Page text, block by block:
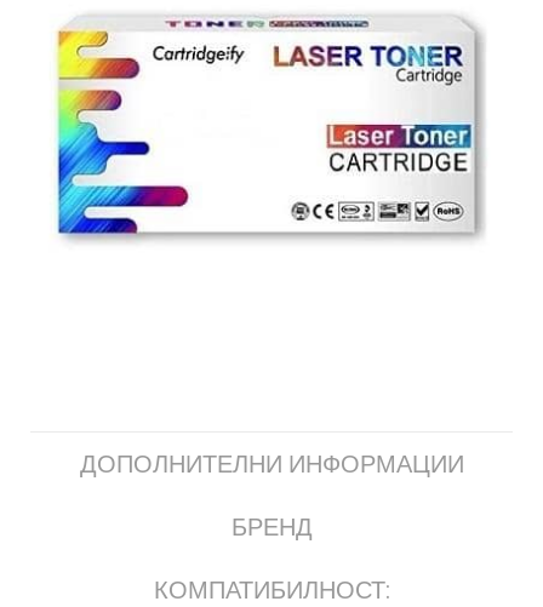
ДОПОЛНИТЕЛНИ ИНФОРМАЦИИ
БРЕНД
КОМПАТИБИЛНОСТ: